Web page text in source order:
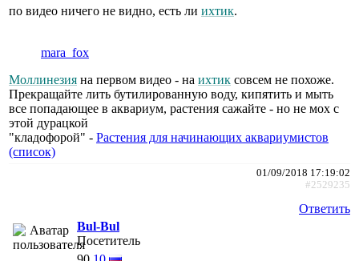
по видео ничего не видно, есть ли ихтик.
mara_fox
Моллинезия на первом видео - на ихтик совсем не похоже.
Прекращайте лить бутилированную воду, кипятить и мыть
все попадающее в аквариум, растения сажайте - но не мох с
этой дурацкой
"кладофорой" - Растения для начинающих аквариумистов
(список)
01/09/2018 17:19:02
#2529235
Ответить
Bul-Bul
Посетитель